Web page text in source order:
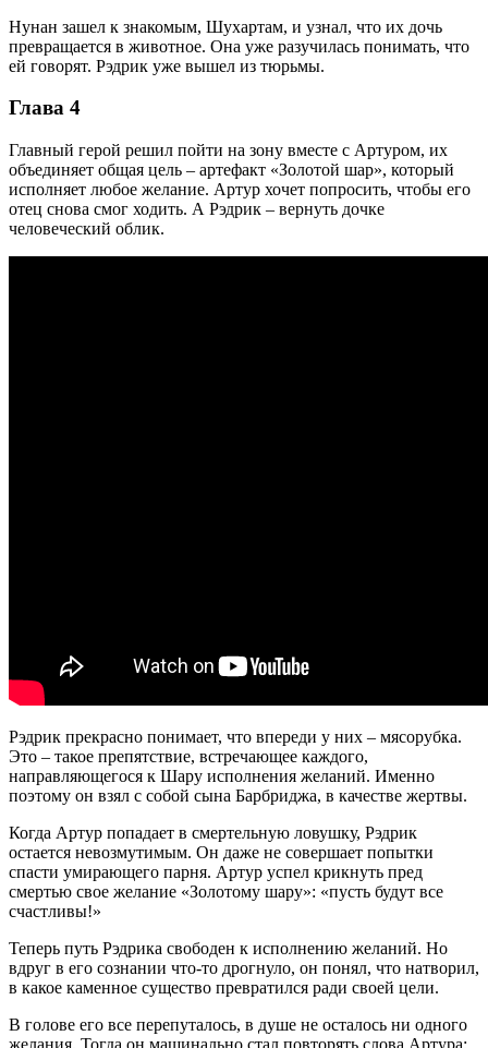
Нунан зашел к знакомым, Шухартам, и узнал, что их дочь
превращается в животное. Она уже разучилась понимать, что
ей говорят. Рэдрик уже вышел из тюрьмы.
Глава 4
Главный герой решил пойти на зону вместе с Артуром, их
объединяет общая цель – артефакт «Золотой шар», который
исполняет любое желание. Артур хочет попросить, чтобы его
отец снова смог ходить. А Рэдрик – вернуть дочке
человеческий облик.
Рэдрик прекрасно понимает, что впереди у них – мясорубка.
Это – такое препятствие, встречающее каждого,
направляющегося к Шару исполнения желаний. Именно
поэтому он взял с собой сына Барбриджа, в качестве жертвы.
Когда Артур попадает в смертельную ловушку, Рэдрик
остается невозмутимым. Он даже не совершает попытки
спасти умирающего парня. Артур успел крикнуть пред
смертью свое желание «Золотому шару»: «пусть будут все
счастливы!»
Теперь путь Рэдрика свободен к исполнению желаний. Но
вдруг в его сознании что-то дрогнуло, он понял, что натворил,
в какое каменное существо превратился ради своей цели.
В голове его все перепуталось, в душе не осталось ни одного